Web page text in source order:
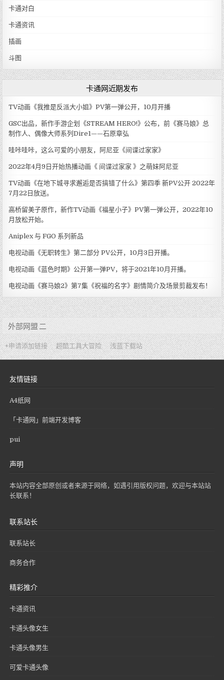
卡通对白
卡通资讯
插画
斗图
卡通网近期发布
TV动画《我推是反派大小姐》PV第一弹公开，10月开播
GSC出品，新作手游企划《STREAM HERO!》公布，前《赛马娘》总
制作人、偶像大师系列Dire1——石原章弘
哇咔哇咔，这么可爱的小朋友，阿尼亚《间谍过家家》
2022年4月9日开始热播动画《 间谍过家家 》之萌妹阿尼亚
TV动画《在地下城寻求邂逅是否搞错了什么》第四季 新PV公开 2022年
7月22日放送。
高桥留美子原作，新作TV动画《福星小子》PV第一弹公开，2022年10
月放松开始。
Aniplex 与 FGO 系列新品
电视动画《无职转生》第二部分 PV公开，10月3日开播。
电视动画《蓝色时期》公开第一弹PV，将于2021年10月开播。
电视动画《赛马娘2》第7集《祝福的名字》剧情简介及场景剪裁发布！
外部网盟 二
+申请添加链接 超酷工具大冒险 浅蓝下载站
友情链接
A4纸网
「卡通网」前端开发博客
pui
声明
本站内容全部原创或者来源于网络，如遇引用版权问题，欢迎与本站站
长联系！
联系站长
联系站长
商务合作
精彩推介
卡通资讯
卡通头像女生
卡通头像男生
可爱卡通头像